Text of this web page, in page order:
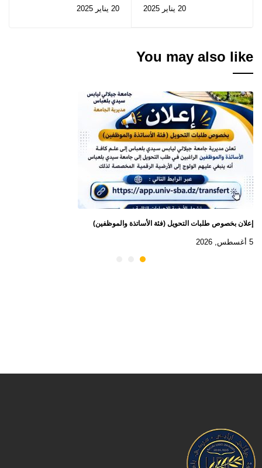
لعام_2025‬20 يناير 2025 20 يناير 2025
You may also like
إعلان بخصوص طلبات التحويل (فئة الأساتذة والموظفين)
5 أغسطس, 2026